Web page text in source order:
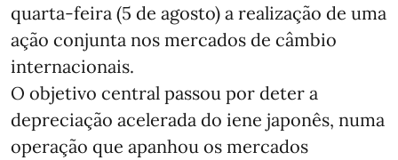
quarta-feira (5 de agosto) a realização de uma
ação conjunta nos mercados de câmbio
internacionais.
O objetivo central passou por deter a
depreciação acelerada do iene japonês, numa
operação que apanhou os mercados